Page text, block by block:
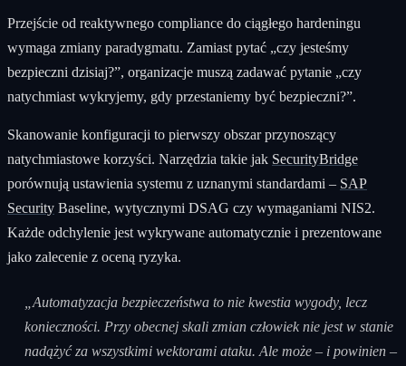
Przejście od reaktywnego compliance do ciągłego hardeningu
wymaga zmiany paradygmatu. Zamiast pytać „czy jesteśmy
bezpieczni dzisiaj?”, organizacje muszą zadawać pytanie „czy
natychmiast wykryjemy, gdy przestaniemy być bezpieczni?”.
Skanowanie konfiguracji to pierwszy obszar przynoszący
natychmiastowe korzyści. Narzędzia takie jak SecurityBridge
porównują ustawienia systemu z uznanymi standardami – SAP
Security Baseline, wytycznymi DSAG czy wymaganiami NIS2.
Każde odchylenie jest wykrywane automatycznie i prezentowane
jako zalecenie z oceną ryzyka.
„Automatyzacja bezpieczeństwa to nie kwestia wygody, lecz
konieczności. Przy obecnej skali zmian człowiek nie jest w stanie
nadążyć za wszystkimi wektorami ataku. Ale może – i powinien –